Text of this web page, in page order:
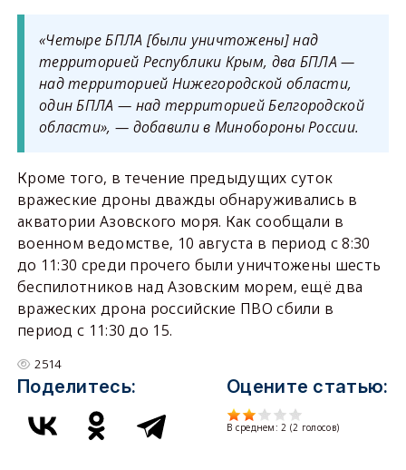
«Четыре БПЛА [были уничтожены] над
территорией Республики Крым, два БПЛА —
над территорией Нижегородской области,
один БПЛА — над территорией Белгородской
области», — добавили в Минобороны России.
Кроме того, в течение предыдущих суток
вражеские дроны дважды обнаруживались в
акватории Азовского моря. Как сообщали в
военном ведомстве, 10 августа в период с 8:30
до 11:30 среди прочего были уничтожены шесть
беспилотников над Азовским морем, ещё два
вражеских дрона российские ПВО сбили в
период с 11:30 до 15.
2514
Поделитесь: Оцените статью:
В среднем: 2 (2 голосов)